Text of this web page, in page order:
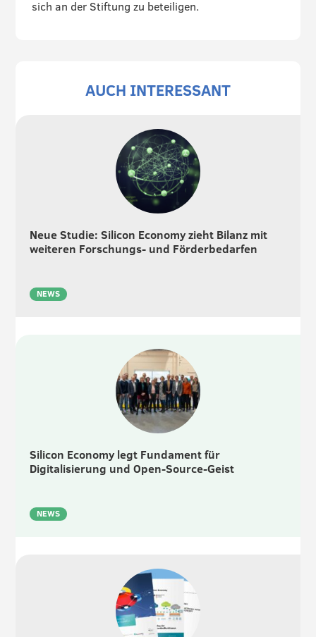
sich an der Stiftung zu beteiligen.
AUCH INTERESSANT
Neue Studie: Silicon Economy zieht Bilanz mit
weiteren Forschungs- und Förderbedarfen
NEWS
Silicon Economy legt Fundament für
Digitalisierung und Open-Source-Geist
NEWS